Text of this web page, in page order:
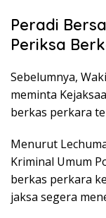
Peradi
Periksa
Sebelumnya,
meminta
berkas perkara
Menurut
Kriminal Umum
berkas perkara
jaksa segera